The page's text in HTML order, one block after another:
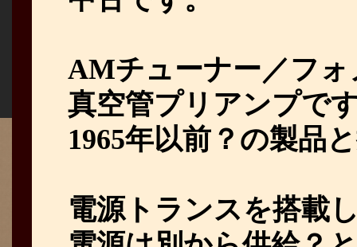
AMチューナー／フ
真空管プリアンプで
1965年以前？の製品
電源トランスを搭載